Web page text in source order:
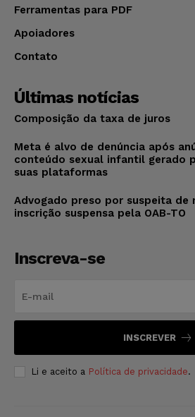
Ferramentas para PDF
Apoiadores
Contato
Últimas notícias
Composição da taxa de juros
Meta é alvo de denúncia após
conteúdo sexual infantil gerado
suas plataformas
Advogado preso por suspeita
inscrição suspensa pela OAB-TO
Inscreva-se
INSCREVER
Li e aceito a Política de privacidade.